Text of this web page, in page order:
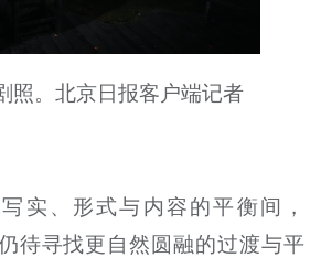
照。北京日报客户端记者
实、形式与内容的平衡间，
待寻找更自然圆融的过渡与平